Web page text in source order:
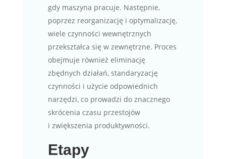
gdy maszyna pracuje. Następnie,
poprzez reorganizację i optymalizację,
wiele czynności wewnętrznych
przekształca się w zewnętrzne. Proces
obejmuje również eliminację
zbędnych działań, standaryzację
czynności i użycie odpowiednich
narzędzi, co prowadzi do znacznego
skrócenia czasu przestojów
i zwiększenia produktywności.
Etapy